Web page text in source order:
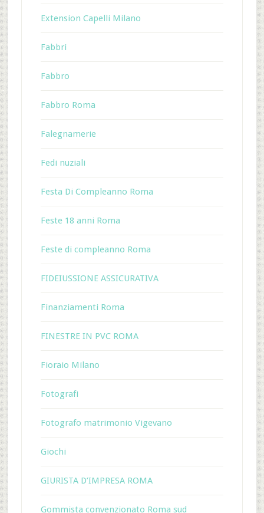
Extension Capelli Milano
Fabbri
Fabbro
Fabbro Roma
Falegnamerie
Fedi nuziali
Festa Di Compleanno Roma
Feste 18 anni Roma
Feste di compleanno Roma
FIDEIUSSIONE ASSICURATIVA
Finanziamenti Roma
FINESTRE IN PVC ROMA
Fioraio Milano
Fotografi
Fotografo matrimonio Vigevano
Giochi
GIURISTA D’IMPRESA ROMA
Gommista convenzionato Roma sud